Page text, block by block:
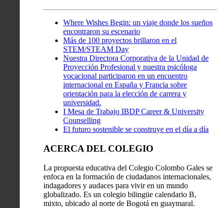
Where Wishes Begin: un viaje donde los sueños
encontraron su escenario
Más de 100 proyectos brillaron en el
STEM/STEAM Day
Nuestra Directora Corporativa de la Unidad de
Proyección Profesional y nuestra psicóloga
vocacional participaron en un encuentro
internacional en España y Francia sobre
orientación para la elección de carrera y
universidad.
I Mesa de Trabajo IBDP Career & University
Counselling
El futuro sostenible se construye en el día a día
ACERCA DEL COLEGIO
La propuesta educativa del Colegio Colombo Gales se
enfoca en la formación de ciudadanos internacionales,
indagadores y audaces para vivir en un mundo
globalizado. Es un colegio bilingüe calendario B,
mixto, ubicado al norte de Bogotá en guaymaral.